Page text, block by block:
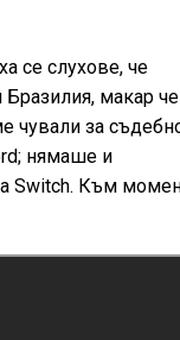
се слухове, че
Бразилия, макар че
чували за
нямаше и
Switch. Към